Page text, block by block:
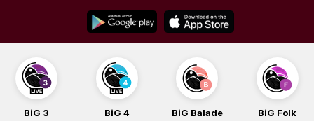
content
BiG 3 BiG 4 BiG Balade BiG Folk